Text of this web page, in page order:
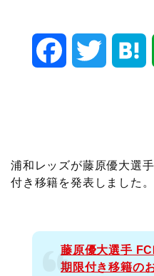
b
o
t
r
浦和レッズが藤原優大選
付き移籍を発表しました。
藤原優大選手
期限付き移籍の